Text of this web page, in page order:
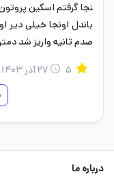
نجا گرفتم اسکین
باندل اونجا خیلی دیر
صدم ثانیه واریز شد
۲۷ آذر ۱۴۰۳
درباره ما